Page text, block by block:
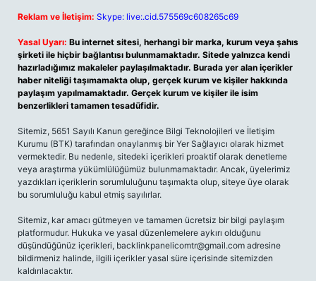
Reklam ve İletişim: Skype: live:.cid.575569c608265c69
Yasal Uyarı: Bu internet sitesi, herhangi bir marka, kurum veya şahıs
şirketi ile hiçbir bağlantısı bulunmamaktadır. Sitede yalnızca kendi
hazırladığımız makaleler paylaşılmaktadır. Burada yer alan içerikler
haber niteliği taşımamakta olup, gerçek kurum ve kişiler hakkında
paylaşım yapılmamaktadır. Gerçek kurum ve kişiler ile isim
benzerlikleri tamamen tesadüfidir.
Sitemiz, 5651 Sayılı Kanun gereğince Bilgi Teknolojileri ve İletişim
Kurumu (BTK) tarafından onaylanmış bir Yer Sağlayıcı olarak hizmet
vermektedir. Bu nedenle, sitedeki içerikleri proaktif olarak denetleme
veya araştırma yükümlülüğümüz bulunmamaktadır. Ancak, üyelerimiz
yazdıkları içeriklerin sorumluluğunu taşımakta olup, siteye üye olarak
bu sorumluluğu kabul etmiş sayılırlar.
Sitemiz, kar amacı gütmeyen ve tamamen ücretsiz bir bilgi paylaşım
platformudur. Hukuka ve yasal düzenlemelere aykırı olduğunu
düşündüğünüz içerikleri, backlinkpanelicomtr@gmail.com adresine
bildirmeniz halinde, ilgili içerikler yasal süre içerisinde sitemizden
kaldırılacaktır.